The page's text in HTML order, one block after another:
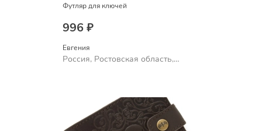
Футляр для ключей
996 ₽
Евгения
Россия, Ростовская область,